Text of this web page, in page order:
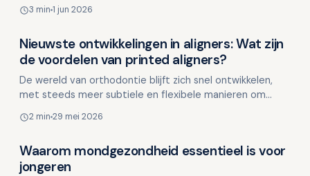
als k…
3 min 1 jun 2026
Kinderen en mondgezondheid
Nieuwste ontwikkelingen in aligners: Wat zijn
de voordelen van printed aligners?
De wereld van orthodontie blijft zich snel ontwikkelen,
met steeds meer subtiele en flexibele manieren om
2 min 29 mei 2026
Kinderen en mondgezondheid
Waarom mondgezondheid essentieel is voor
jongeren